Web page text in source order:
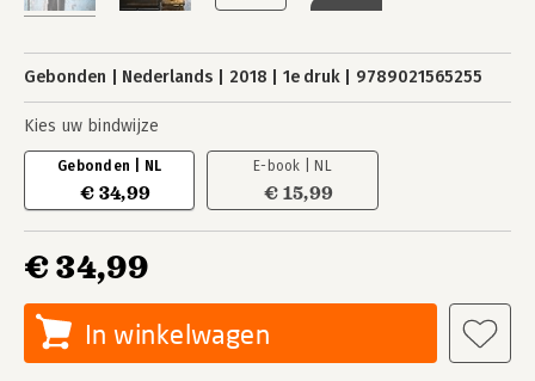
Gebonden Nederlands 2018 1e druk 9789021565255
Kies uw bindwijze
Gebonden | NL
€ 34,99
E-book | NL
€ 15,99
€ 34,99
In winkelwagen